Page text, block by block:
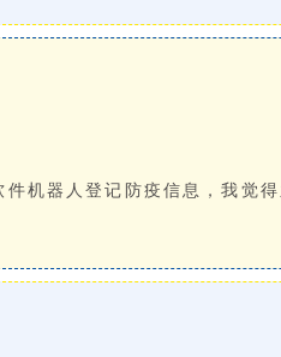
机器人登记防疫信息，我觉